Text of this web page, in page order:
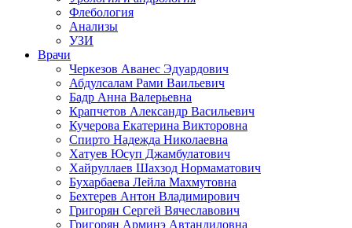
Флебология
Анализы
УЗИ
Врачи
Черкезов Аванес Эдуардович
Абдулсалам Рами Ваильевич
Бадр Анна Валерьевна
Крапчетов Александр Васильевич
Кучерова Екатерина Викторовна
Спирто Надежда Николаевна
Хатуев Юсуп Джамбулатович
Хайруллаев Шахзод Нормаматович
Бухарбаева Лейла Махмутовна
Бехтерев Антон Владимирович
Григорян Сергей Вячеславович
Григорян Арминэ Автандиловна